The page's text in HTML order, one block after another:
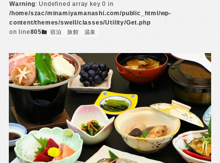
Warning: Undefined array key 0 in
/home/szac/minamiyamanashi.com/public_html/wp-
content/themes/swell/classes/Utility/Get.php
on line805 宿泊 旅館 温泉